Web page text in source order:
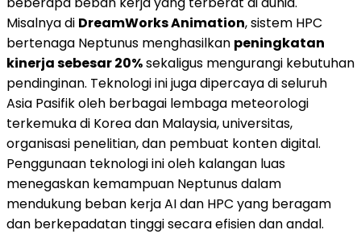
Misalnya di DreamWorks Animation, sistem HPC
bertenaga Neptunus menghasilkan peningkatan
kinerja sebesar 20%sekaligus mengurangi kebutuhan
pendinginan. Teknologi ini juga dipercaya di seluruh
Asia Pasifik oleh berbagai lembaga meteorologi
terkemuka di Korea dan Malaysia, universitas,
organisasi penelitian, dan pembuat konten digital.
Penggunaan teknologi ini oleh kalangan luas
menegaskan kemampuan Neptunus dalam
mendukung beban kerja AI dan HPC yang beragam
dan berkepadatan tinggi secara efisien dan andal.